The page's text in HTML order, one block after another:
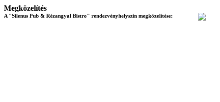
Megközelítés
A "Silenus Pub & Rézangyal Bistro" rendezvényhelyszín megközelítése: